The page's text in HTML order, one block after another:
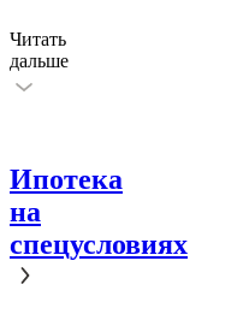
Читать
дальше
Ипотека
на
спецусловиях